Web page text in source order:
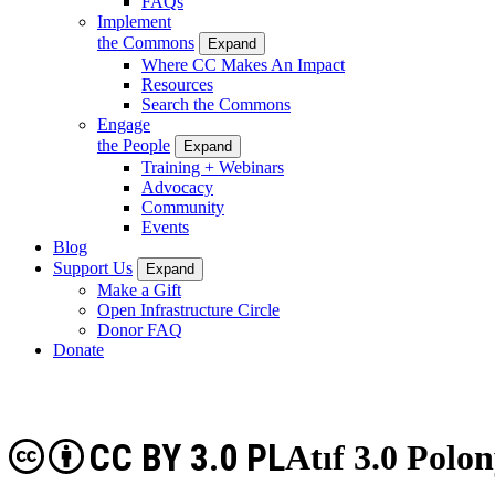
Implement
the Commons
Expand
Where CC Makes An Impact
Resources
Search the Commons
Engage
the People
Expand
Training + Webinars
Advocacy
Community
Events
Blog
Support Us
Expand
Make a Gift
Open Infrastructure Circle
Donor FAQ
Donate
Atıf 3.0
CC BY 3.0 PL